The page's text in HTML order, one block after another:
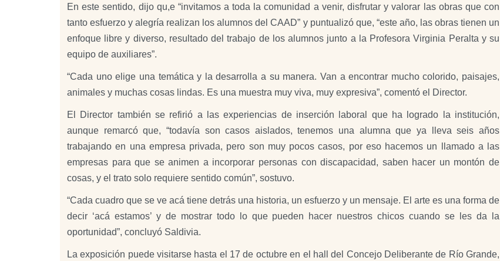
En este sentido, dijo qu,e “invitamos a toda la comunidad a venir, disfrutar y valorar las obras que con
tanto esfuerzo y alegría realizan los alumnos del CAAD” y puntualizó que, “este año, las obras tienen un
enfoque libre y diverso, resultado del trabajo de los alumnos junto a la Profesora Virginia Peralta y su
equipo de auxiliares”.
“Cada uno elige una temática y la desarrolla a su manera. Van a encontrar mucho colorido, paisajes,
animales y muchas cosas lindas. Es una muestra muy viva, muy expresiva”, comentó el Director.
El Director también se refirió a las experiencias de inserción laboral que ha logrado la institución,
aunque remarcó que, “todavía son casos aislados, tenemos una alumna que ya lleva seis años
trabajando en una empresa privada, pero son muy pocos casos, por eso hacemos un llamado a las
empresas para que se animen a incorporar personas con discapacidad, saben hacer un montón de
cosas, y el trato solo requiere sentido común”, sostuvo.
“Cada cuadro que se ve acá tiene detrás una historia, un esfuerzo y un mensaje. El arte es una forma de
decir ‘acá estamos’ y de mostrar todo lo que pueden hacer nuestros chicos cuando se les da la
oportunidad”, concluyó Saldivia.
La exposición puede visitarse hasta el 17 de octubre en el hall del Concejo Deliberante de Río Grande,